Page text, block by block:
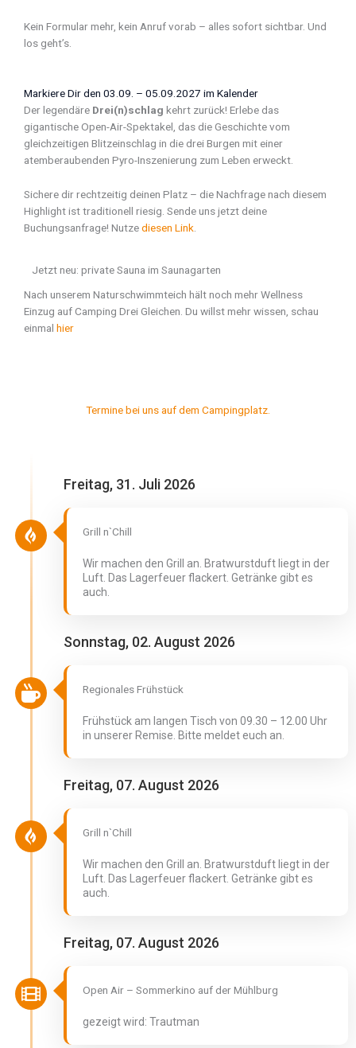
Kein Formular mehr, kein Anruf vorab – alles sofort sichtbar. Und
los geht’s.
Markiere Dir den 03.09. – 05.09.2027 im Kalender
Der legendäre Drei(n)schlag kehrt zurück! Erlebe das
gigantische Open-Air-Spektakel, das die Geschichte vom
gleichzeitigen Blitzeinschlag in die drei Burgen mit einer
atemberaubenden Pyro-Inszenierung zum Leben erweckt.
Sichere dir rechtzeitig deinen Platz – die Nachfrage nach diesem
Highlight ist traditionell riesig. Sende uns jetzt deine
Buchungsanfrage! Nutzediesen Link.
Jetzt neu: private Sauna im Saunagarten
Nach unserem Naturschwimmteich hält noch mehr Wellness
Einzug auf Camping Drei Gleichen. Du willst mehr wissen, schau
einmal hier
Termine bei uns auf dem Campingplatz.
Freitag, 31. Juli 2026
Grill n`Chill
Wir machen den Grill an. Bratwurstduft liegt in der
Luft. Das Lagerfeuer flackert. Getränke gibt es
auch.
Sonnstag, 02. August 2026
Regionales Frühstück
Frühstück am langen Tisch von 09.30 – 12.00 Uhr
in unserer Remise. Bitte meldet euch an.
Freitag, 07. August 2026
Grill n`Chill
Wir machen den Grill an. Bratwurstduft liegt in der
Luft. Das Lagerfeuer flackert. Getränke gibt es
auch.
Freitag, 07. August 2026
Open Air – Sommerkino auf der Mühlburg
gezeigt wird: Trautman